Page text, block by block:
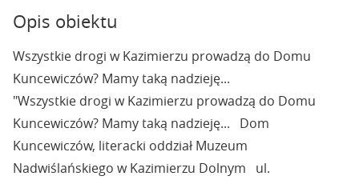
Opis obiektu
Wszystkie drogi w Kazimierzu prowadzą do Domu
Kuncewiczów? Mamy taką nadzieję...
"Wszystkie drogi w Kazimierzu prowadzą do Domu
Kuncewiczów? Mamy taką nadzieję... Dom
Kuncewiczów, literacki oddział Muzeum
Nadwiślańskiego w Kazimierzu Dolnym ul.